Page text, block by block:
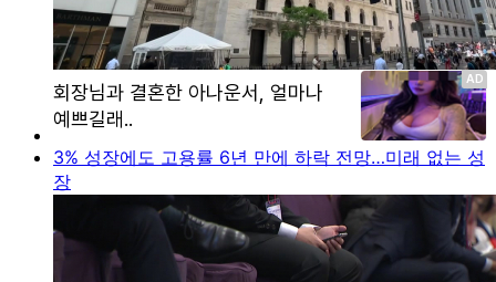
3% 성장에도 고용률 6년 만에 하락 전망…미래 없는 성
장